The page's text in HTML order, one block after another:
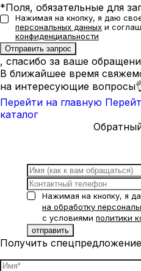
*Поля, обязательные для
Нажимая на кнопку, я даю
персональных данных и
конфиденциальности
, спасибо за ваше
В ближайшее время
на интересующие
Перейти на главную
каталог
Нажимая на кнопку, я
на обработку
с условиями политики
Получить спецпредложение